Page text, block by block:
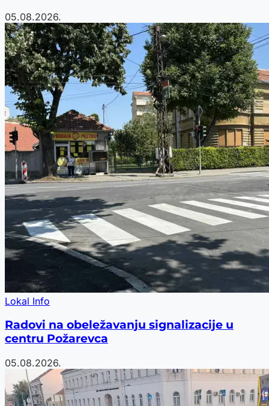
05.08.2026.
Lokal Info
Radovi na obeležavanju signalizacije u
centru Požarevca
05.08.2026.